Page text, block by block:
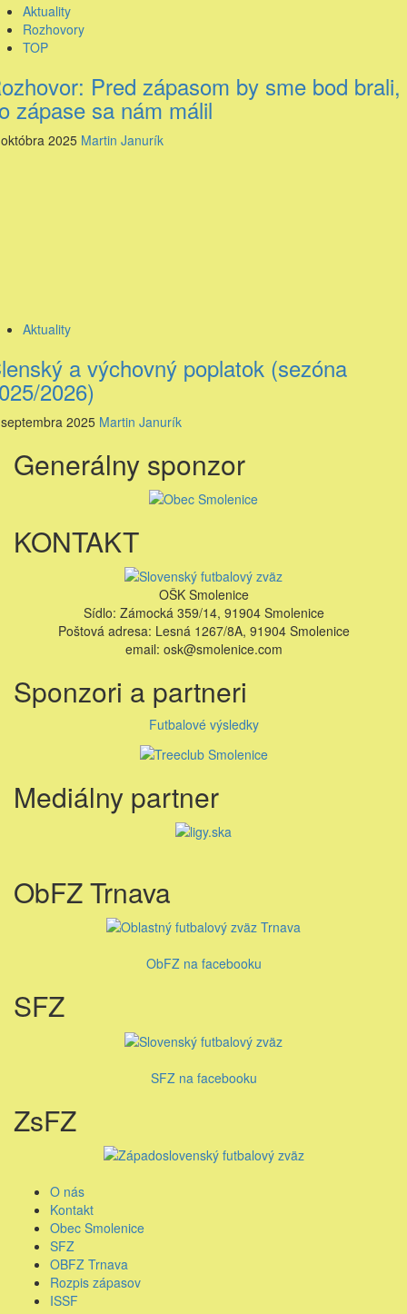
Aktuality
Rozhovory
TOP
Pred zápasom by sme bod brali,
zápase sa nám málil
2025 Martin Janurík
Aktuality
a výchovný poplatok (sezóna
2026)
2025 Martin Janurík
Generálny sponzor
KONTAKT
OŠK Smolenice
Sídlo: Zámocká 359/14, 91904 Smolenice
Poštová adresa: Lesná 1267/8A, 91904 Smolenice
email: osk@smolenice.com
Sponzori a partneri
Futbalové výsledky
Mediálny partner
ObFZ Trnava
ObFZ na facebooku
SFZ
SFZ na facebooku
ZsFZ
O nás
Kontakt
Obec Smolenice
SFZ
OBFZ Trnava
Rozpis zápasov
ISSF